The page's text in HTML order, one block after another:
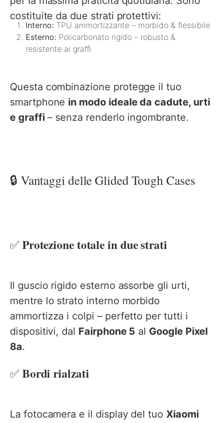
costituite da due strati protettivi:
Interno: TPU ammortizzante – morbido & flessibile
Esterno: Policarbonato rigido – robusto &
resistente ai graffi
Questa combinazione protegge il tuo
smartphone in modo ideale da cadute, urti
e graffi– senza renderlo ingombrante.
🔒 Vantaggi delle Glided Tough Cases
✅Protezione totale in due strati
Il guscio rigido esterno assorbe gli urti,
mentre lo strato interno morbido
ammortizza i colpi – perfetto per tutti i
dispositivi, dal Fairphone 5 al Google Pixel
8a.
✅Bordi rialzati
La fotocamera e il display del tuo Xiaomi